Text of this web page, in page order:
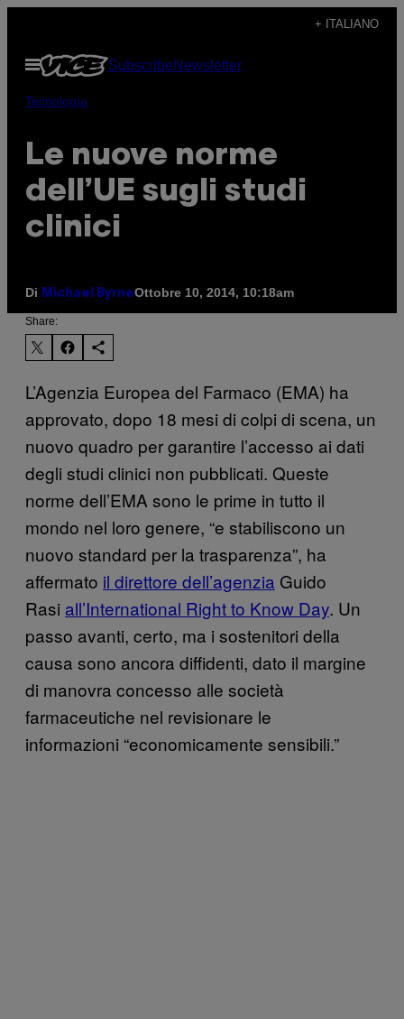
contenuto
+ ITALIANO
Apri
SubscribeNewsletter
Tecnología
Le nuove norme
dell’UE sugli studi
clinici
Di Michael ByrneOttobre 10, 2014, 10:18am
Share:
L’Agenzia Europea del Farmaco (EMA) ha
approvato, dopo 18 mesi di colpi di scena, un
nuovo quadro per garantire l’accesso ai dati
degli studi clinici non pubblicati. Queste
norme dell’EMA sono le prime in tutto il
mondo nel loro genere, “e stabiliscono un
nuovo standard per la trasparenza”, ha
affermato il direttore dell’agenzia Guido
Rasi all’International Right to Know Day. Un
passo avanti, certo, ma i sostenitori della
causa sono ancora diffidenti, dato il margine
di manovra concesso alle società
farmaceutiche nel revisionare le
informazioni “economicamente sensibili.”